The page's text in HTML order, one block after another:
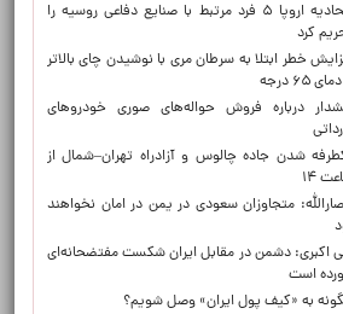
اتحادیه اروپا ۵ فرد مرتبط با صنایع دفاعی روسیه را
کرد
خطر ابتلا به سرطان مری با نوشیدن چای بالاتر
۶۵ درجه
درباره فروش حواله‌های صوری خودروهای
شدن جاده چالوس و آزادراه تهران–شمال از
۱۴
متجاوزان سعودی در یمن در امان نخواهند
اکبری: دشمن در مقابل ایران شکست مفتضحانه‌ای
است
به «کیف پول ایران» وصل شویم؟